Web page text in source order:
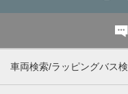
車両検索/ラッピングバス